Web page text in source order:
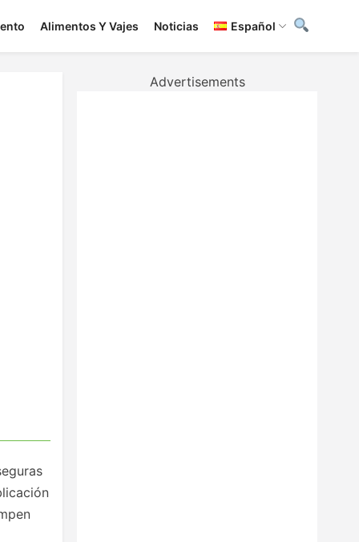
Alimentos Y Vajes Noticias Español
Advertisements